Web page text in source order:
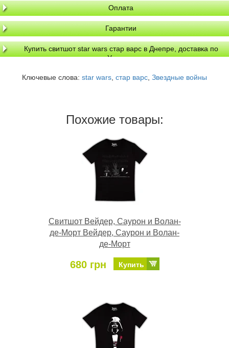
Оплата
Гарантии
Купить свитшот star wars стар варс в Днепре, доставка по
Украине
Ключевые слова: star wars стар варс Звездные войны
Похожие товары:
Свитшот Вейдер, Саурон и Волан-
де-Морт Вейдер, Саурон и Волан-
де-Морт
680 грн Купить